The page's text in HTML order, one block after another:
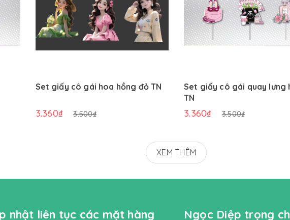
Set giấy cô gái hoa hồng đỏ TN
3.360₫ 3.500₫
Set giấy cô gái quay lưng
TN
3.360₫ 3.500₫
XEM THÊM
nhật liên tục các mặt hàng Ngọc Diệp trọng